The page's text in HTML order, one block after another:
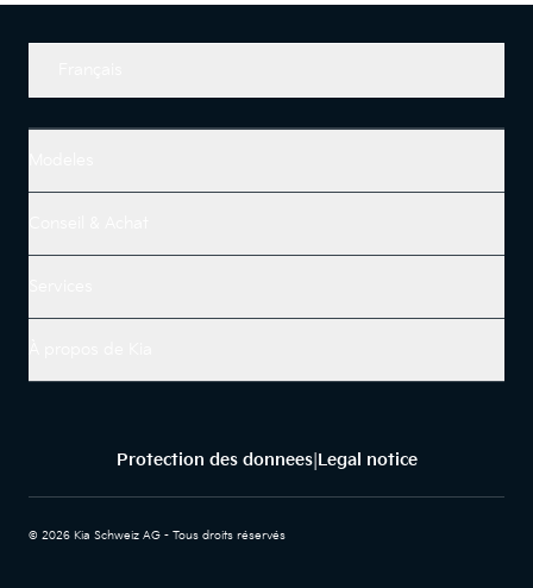
Protection des donnees| Legal notice
© 2026 Kia Schweiz AG - Tous droits réservés